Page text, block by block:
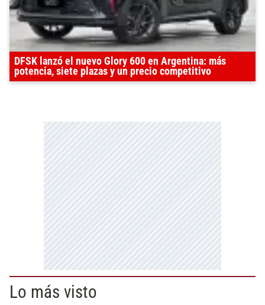
DFSK lanzó el nuevo Glory 600 en Argentina: más
potencia, siete plazas y un precio competitivo
Lo más visto